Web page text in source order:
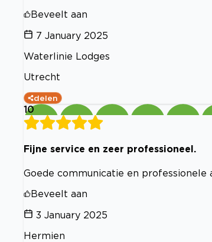
Beveelt aan
7 January 2025
Waterlinie Lodges
Utrecht
delen
10
Fijne service en zeer professioneel.
Goede communicatie en professionele
Beveelt aan
3 January 2025
Hermien